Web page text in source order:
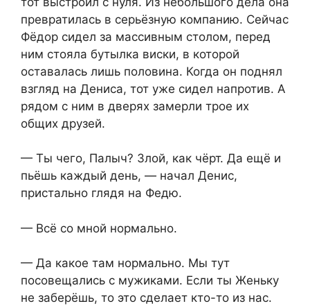
превратилась в серьёзную компанию. Сейчас
Фёдор сидел за массивным столом, перед
ним стояла бутылка виски, в которой
оставалась лишь половина. Когда он поднял
взгляд на Дениса, тот уже сидел напротив. А
рядом с ним в дверях замерли трое их
общих друзей.
— Ты чего, Палыч? Злой, как чёрт. Да ещё и
пьёшь каждый день, — начал Денис,
пристально глядя на Федю.
— Всё со мной нормально.
— Да какое там нормально. Мы тут
посовещались с мужиками. Если ты Женьку
не заберёшь, то это сделает кто-то из нас.